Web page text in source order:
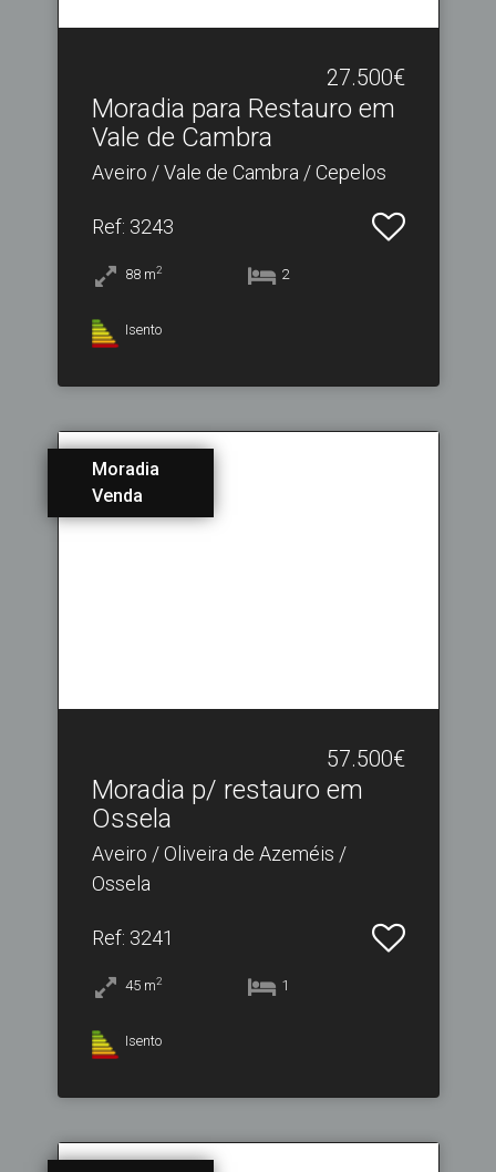
27.500€
Moradia para Restauro em
Vale de Cambra
Aveiro / Vale de Cambra / Cepelos
Ref: 3243
88 m2 2
Isento
Moradia
Venda
57.500€
Moradia p/ restauro em
Ossela
Aveiro / Oliveira de Azeméis /
Ossela
Ref: 3241
45 m2 1
Isento